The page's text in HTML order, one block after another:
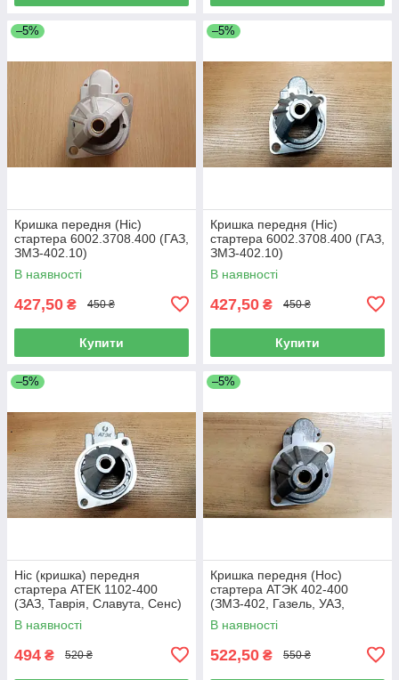
–5%
Кришка передня (Ніс)
стартера 6002.3708.400 (ГАЗ,
ЗМЗ-402.10)
В наявності
427,50 ₴ 450 ₴
Купити
–5%
Кришка передня (Ніс)
стартера 6002.3708.400 (ГАЗ,
ЗМЗ-402.10)
В наявності
427,50 ₴ 450 ₴
Купити
–5%
Ніс (кришка) передня
стартера АТЕК 1102-400
(ЗАЗ, Таврія, Славута, Сенс)
В наявності
494 ₴ 520 ₴
–5%
Кришка передня (Нос)
стартера АТЭК 402-400
(ЗМЗ-402, Газель, УАЗ,
Волга)
В наявності
522,50 ₴ 550 ₴